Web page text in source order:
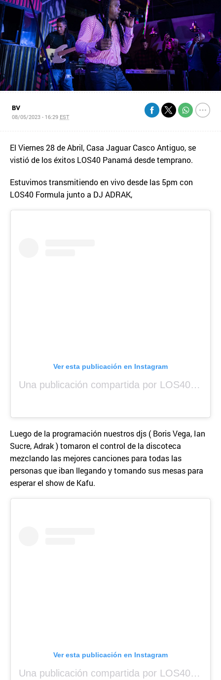
BV
08/05/2023 - 16:29 EST
El Viernes 28 de Abril, Casa Jaguar Casco Antiguo, se
vistió de los éxitos LOS40 Panamá desde temprano.
Estuvimos transmitiendo en vivo desde las 5pm con
LOS40 Formula junto a DJ ADRAK,
Ver esta publicación en Instagram
Una publicación compartida por LOS40 Panamá (@los40panama)
Luego de la programación nuestros djs ( Boris Vega, Ian
Sucre, Adrak ) tomaron el control de la discoteca
mezclando las mejores canciones para todas las
personas que iban llegando y tomando sus mesas para
esperar el show de Kafu.
Ver esta publicación en Instagram
Una publicación compartida por LOS40 Panamá (@los40panama)